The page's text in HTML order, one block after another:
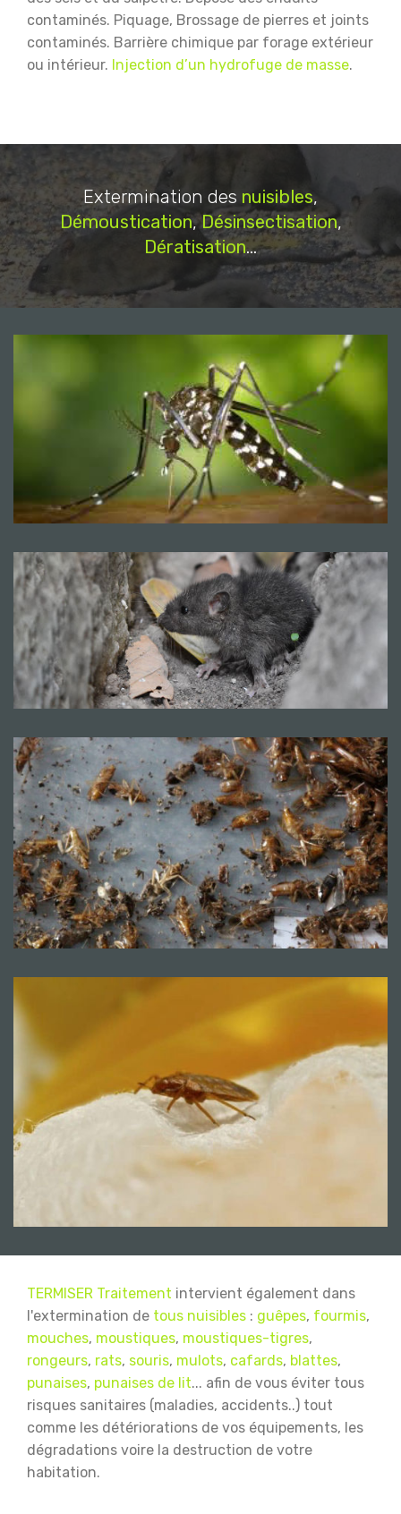
contaminés. Piquage, Brossage de pierres et joints
contaminés. Barrière chimique par forage extérieur
ou intérieur. Injection d’un hydrofuge de masse.
Extermination des nuisibles,
Démoustication,Désinsectisation,
Dératisation...
TERMISER Traitement intervient également dans
l'extermination de tous nuisibles : guêpes, fourmis,
mouches, moustiques, moustiques-tigres,
rongeurs, rats, souris, mulots, cafards, blattes,
punaises, punaises de lit... afin de vous éviter tous
risques sanitaires (maladies, accidents..) tout
comme les détériorations de vos équipements, les
dégradations voire la destruction de votre
habitation.